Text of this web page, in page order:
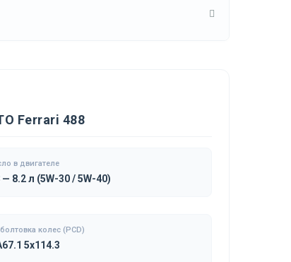
Ferrari 488
в двигателе
— 8.2 л (5W-30 / 5W-40)
колес (PCD)
5x114.3